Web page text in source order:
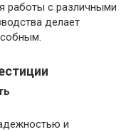
работы с различными
делает
и